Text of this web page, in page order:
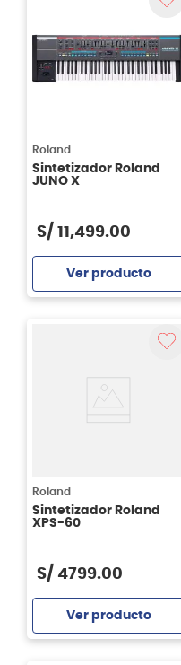
Roland
Sintetizador Roland
JUNO X
S/ 11 ,499.00
Ver producto
Roland
Sintetizador Roland
XPS-60
S/ 4799.00
Ver producto